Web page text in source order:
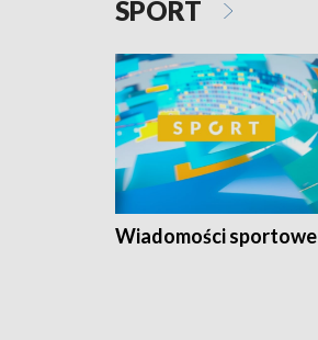
SPORT
Wiadomości sportowe